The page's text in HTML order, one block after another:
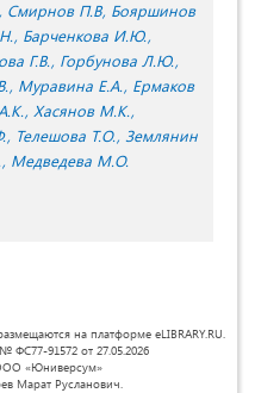
Смирнов П.В Бояршинов
Барченкова И.Ю.
Г.В. Горбунова Л.Ю.
Муравина Е.А. Ермаков
Хасянов М.К.
Телешова Т.О. Землянин
Медведева М.О.
на платформе eLIBRARY.RU.
91572 от 27.05.2026
«Юниверсум»
Марат Русланович.